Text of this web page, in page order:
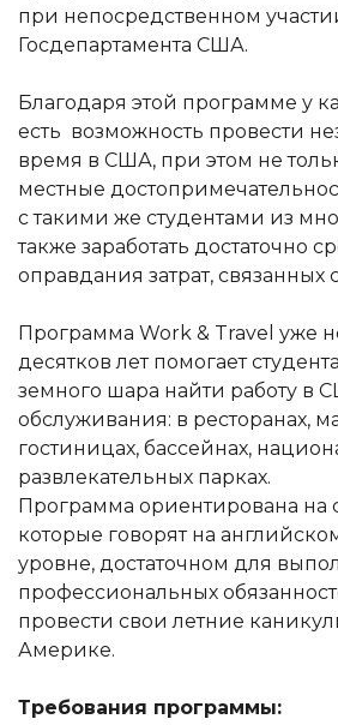
при непосредственном
Госдепартамента США.
Благодаря этой программе у
есть возможность провести
время в США, при этом не
местные
с такими же студентами из
также заработать достаточно
оправдания затрат, связанных
Программа Work & Travel уже
десятков лет помогает
земного шара найти работу в
обслуживания: в ресторанах,
гостиницах, бассейнах,
развлекательных парках.
Программа ориентирована на
которые говорят на
уровне, достаточном для
профессиональных
провести свои летние
Америке.
Требования программы: